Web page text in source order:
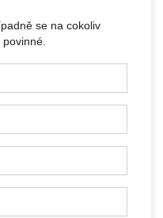
se na cokoliv